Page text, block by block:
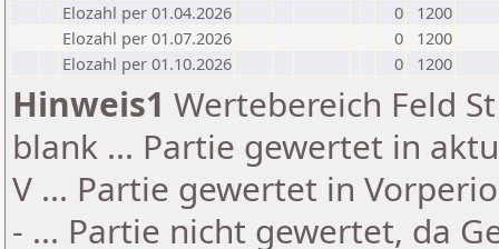
Elozahl per 01.04.2026
0
1200
Elozahl per 01.07.2026
0
1200
Elozahl per 01.10.2026
0 1200
Hinweis1 Wertebereich Feld
blank ... Partie gewertet in
V ... Partie gewertet in
- ... Partie nicht gewertet, da